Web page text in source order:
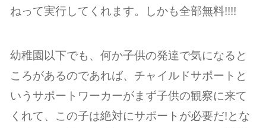
ねって実行してくれます。しかも全部無料!!!!
幼稚園以下でも、何か子供の発達で気になると
ころがあるのであれば、チャイルドサポートと
いうサポートワーカーがまず子供の観察に来て
くれて、この子は絶対にサポートが必要だ!とな